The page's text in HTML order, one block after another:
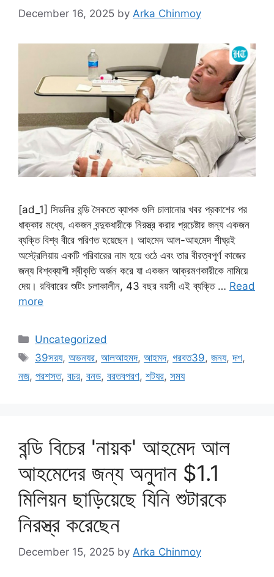
December 16, 2025 by Arka Chinmoy
[ad_1] সিডনির বন্ডি সৈকতে ব্যাপক গুলি চালানোর খবর প্রকাশের পর
ধাক্কার মধ্যে, একজন বন্দুকধারীকে নিরস্ত্র করার প্রচেষ্টার জন্য একজন
ব্যক্তি বিশ্ব বীরে পরিণত হয়েছেন। আহমেদ আল-আহমেদ শীঘ্রই
অস্ট্রেলিয়ায় একটি পরিবারের নাম হয়ে ওঠে এবং তার বীরত্বপূর্ণ কাজের
জন্য বিশ্বব্যাপী স্বীকৃতি অর্জন করে যা একজন আক্রমণকারীকে নামিয়ে
দেয়। রবিবারের শুটিং চলাকালীন, 43 বছর বয়সী এই ব্যক্তি … Read
more
Categories
Uncategorized
Tags
39সরয,অভনযর,আলআহমদ,আহমদ,গরবত39,জনয,দশ,
নজ, পরশসত, বচর, বনড, বরতবপরণ, শটযর, সময
বন্ডি বিচের 'নায়ক' আহমেদ আল
আহমেদের জন্য অনুদান $1.1
মিলিয়ন ছাড়িয়েছে যিনি শুটারকে
নিরস্ত্র করেছেন
December 15, 2025 by Arka Chinmoy